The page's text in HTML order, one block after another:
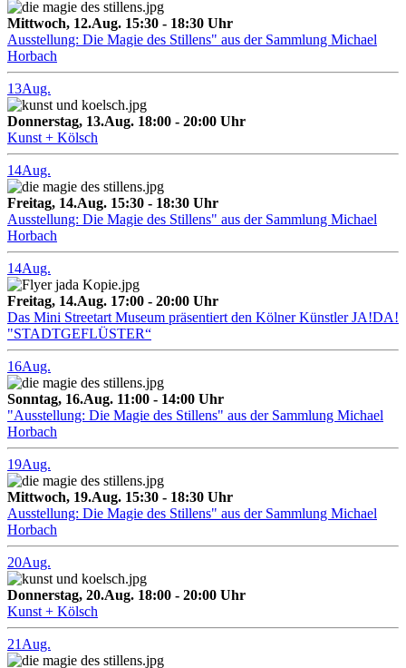
Mittwoch, 12.Aug. 15:30 - 18:30 Uhr
Ausstellung: Die Magie des Stillens" aus der Sammlung Michael
Horbach
13Aug.
Donnerstag, 13.Aug. 18:00 - 20:00 Uhr
Kunst + Kölsch
14Aug.
Freitag, 14.Aug. 15:30 - 18:30 Uhr
Ausstellung: Die Magie des Stillens" aus der Sammlung Michael
Horbach
14Aug.
Freitag, 14.Aug. 17:00 - 20:00 Uhr
Das Mini Streetart Museum präsentiert den Kölner Künstler JA!DA!
"STADTGEFLÜSTER“
16Aug.
Sonntag, 16.Aug. 11:00 - 14:00 Uhr
"Ausstellung: Die Magie des Stillens" aus der Sammlung Michael
Horbach
19Aug.
Mittwoch, 19.Aug. 15:30 - 18:30 Uhr
Ausstellung: Die Magie des Stillens" aus der Sammlung Michael
Horbach
20Aug.
Donnerstag, 20.Aug. 18:00 - 20:00 Uhr
Kunst + Kölsch
21 Aug.